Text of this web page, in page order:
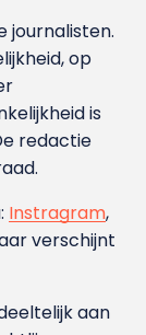
journalisten.
op
is
redactie
Instragram,
verschijnt
aan